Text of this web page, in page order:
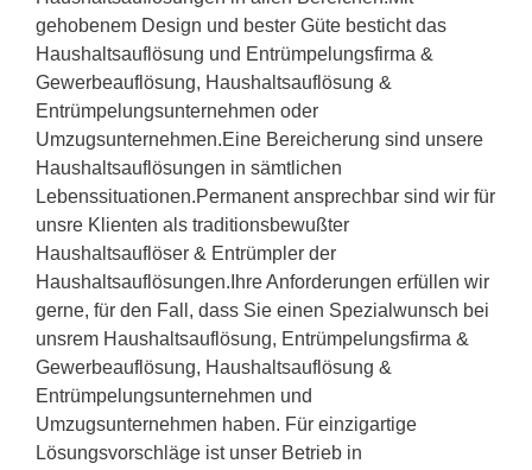
gehobenem Design und bester Güte besticht das
Haushaltsauflösung und Entrümpelungsfirma &
Gewerbeauflösung, Haushaltsauflösung &
Entrümpelungsunternehmen oder
Umzugsunternehmen.Eine Bereicherung sind unsere
Haushaltsauflösungen in sämtlichen
Lebenssituationen.Permanent ansprechbar sind wir für
unsre Klienten als traditionsbewußter
Haushaltsauflöser & Entrümpler der
Haushaltsauflösungen.Ihre Anforderungen erfüllen wir
gerne, für den Fall, dass Sie einen Spezialwunsch bei
unsrem Haushaltsauflösung, Entrümpelungsfirma &
Gewerbeauflösung, Haushaltsauflösung &
Entrümpelungsunternehmen und
Umzugsunternehmen haben. Für einzigartige
Lösungsvorschläge ist unser Betrieb in